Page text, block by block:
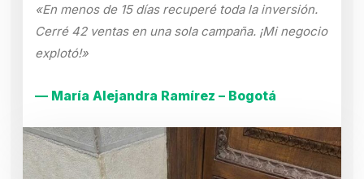
«En menos de 15 días recuperé toda la inversión.
Cerré 42 ventas en una sola campaña. ¡Mi negocio
explotó!»
— María Alejandra Ramírez – Bogotá